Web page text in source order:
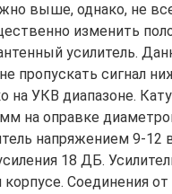
выше, однако, не
изменить
усилитель.
пропускать сигнал
на УКВ диапазоне.
на оправке
напряжением 9-12
18 ДБ.
Соединения